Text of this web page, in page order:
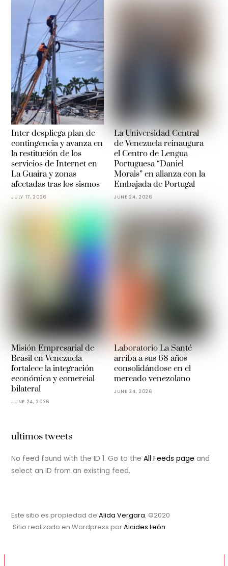
Inter despliega plan de
contingencia y avanza en
la restitución de los
servicios de Internet en
La Guaira y zonas
afectadas tras los sismos
JULY 17, 2026
La Universidad Central
de Venezuela reinaugura
el Centro de Lengua
Portuguesa “Daniel
Morais” en alianza con la
Embajada de Portugal
JUNE 24, 2026
Misión Empresarial de
Brasil en Venezuela
fortalece la integración
económica y comercial
bilateral
JUNE 24, 2026
Laboratorio La Santé
arriba a sus 68 años
consolidándose en el
mercado venezolano
JUNE 24, 2026
ultimos tweets
No feed found with the ID 1. Go to theAll Feeds page and
select an ID from an existing feed.
Este sitio es propiedad deAlida Vergara. ©2020
Sitio realizado en Wordpress porAlcides León